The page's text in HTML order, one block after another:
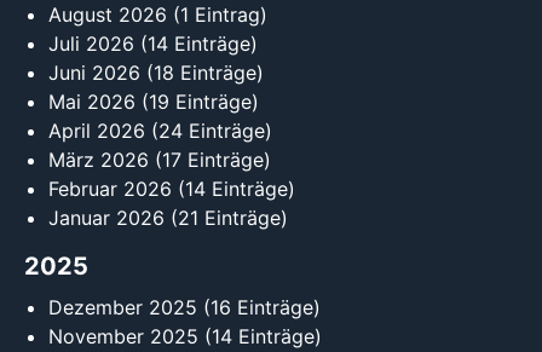
August 2026 (1 Eintrag)
Juli 2026 (14 Einträge)
Juni 2026 (18 Einträge)
Mai 2026 (19 Einträge)
April 2026 (24 Einträge)
März 2026 (17 Einträge)
Februar 2026 (14 Einträge)
Januar 2026 (21 Einträge)
2025
Dezember 2025 (16 Einträge)
November 2025 (14 Einträge)